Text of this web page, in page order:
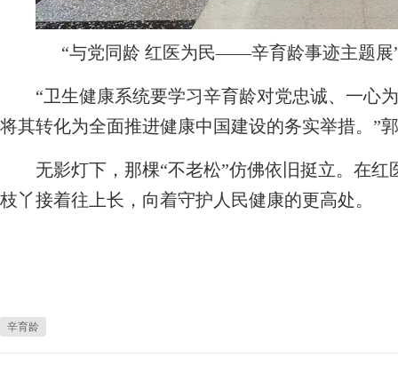
“与党同龄 红医为民——辛育龄事迹主题展
“卫生健康系统要学习辛育龄对党忠诚、一心
将其转化为全面推进健康中国建设的务实举措。”
无影灯下，那棵“不老松”仿佛依旧挺立。在红
枝丫接着往上长，向着守护人民健康的更高处。
辛育龄